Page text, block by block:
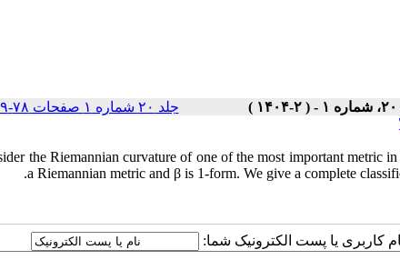
جلد ۲۰ شماره ۱ صفحات ۷۸-۶۹
the Riemannian curvature of one of the most important metric
a Riemannian metric and β is 1-form. We give a complete
کاربری یا پست الکترونیک شما: